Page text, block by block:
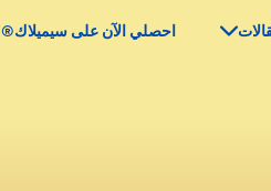
احصلي الآن على سيميلاك®